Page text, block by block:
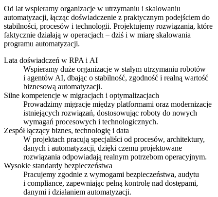
Od lat wspieramy organizacje w utrzymaniu i skalowaniu
automatyzacji, łącząc doświadczenie z praktycznym podejściem do
stabilności, procesów i technologii. Projektujemy rozwiązania, które
faktycznie działają w operacjach – dziś i w miarę skalowania
programu automatyzacji.
Lata doświadczeń w RPA i AI
Wspieramy duże organizacje w stałym utrzymaniu robotów
i agentów AI, dbając o stabilność, zgodność i realną wartość
biznesową automatyzacji.
Silne kompetencje w migracjach i optymalizacjach
Prowadzimy migracje między platformami oraz modernizacje
istniejących rozwiązań, dostosowując roboty do nowych
wymagań procesowych i technologicznych.
Zespół łączący biznes, technologię i data
W projektach pracują specjaliści od procesów, architektury,
danych i automatyzacji, dzięki czemu projektowane
rozwiązania odpowiadają realnym potrzebom operacyjnym.
Wysokie standardy bezpieczeństwa
Pracujemy zgodnie z wymogami bezpieczeństwa, audytu
i compliance, zapewniając pełną kontrolę nad dostępami,
danymi i działaniem automatyzacji.